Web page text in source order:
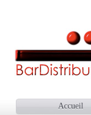
Accueil